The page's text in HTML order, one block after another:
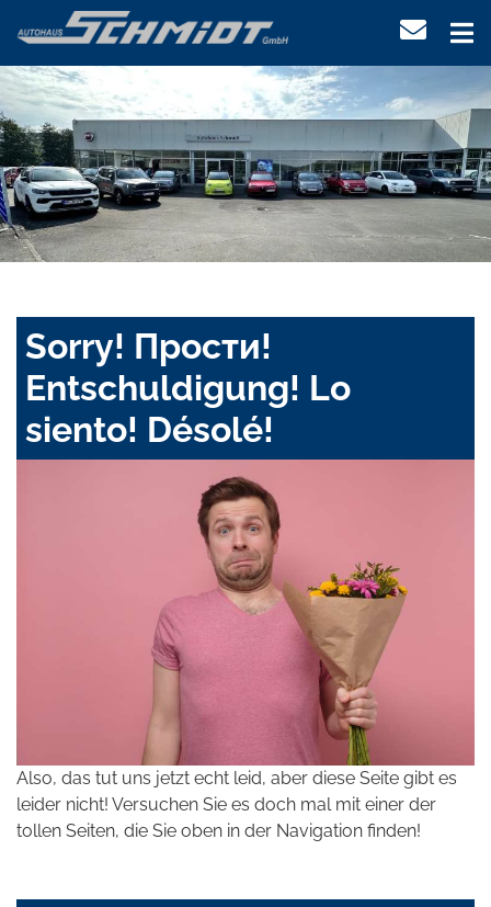
Sorry! Прости!
Entschuldigung! Lo
siento! Désolé!
Also, das tut uns jetzt echt leid, aber diese Seite gibt es
leider nicht! Versuchen Sie es doch mal mit einer der
tollen Seiten, die Sie oben in der Navigation finden!